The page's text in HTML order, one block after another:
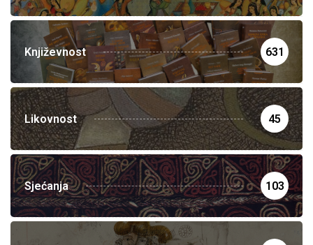
Književnost 631
Likovnost 45
Sjećanja 103